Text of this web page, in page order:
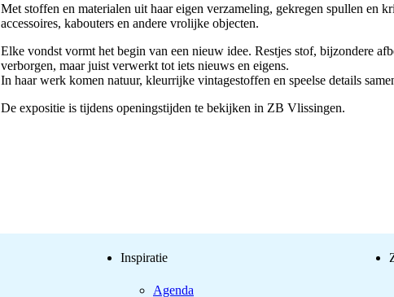
Met stoffen en materialen uit haar eigen verzameling, gekregen spullen en
accessoires, kabouters en andere vrolijke objecten.
Elke vondst vormt het begin van een nieuw idee. Restjes stof, bijzondere
verborgen, maar juist verwerkt tot iets nieuws en eigens.
In haar werk komen natuur, kleurrijke vintagestoffen en speelse details
De expositie is tijdens openingstijden te bekijken in ZB Vlissingen.
Inspiratie
Agenda